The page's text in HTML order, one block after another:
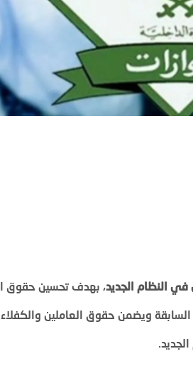
في النظام الجديد، بهدف تحسين حقوق
السابقة ويضمن حقوق العاملين